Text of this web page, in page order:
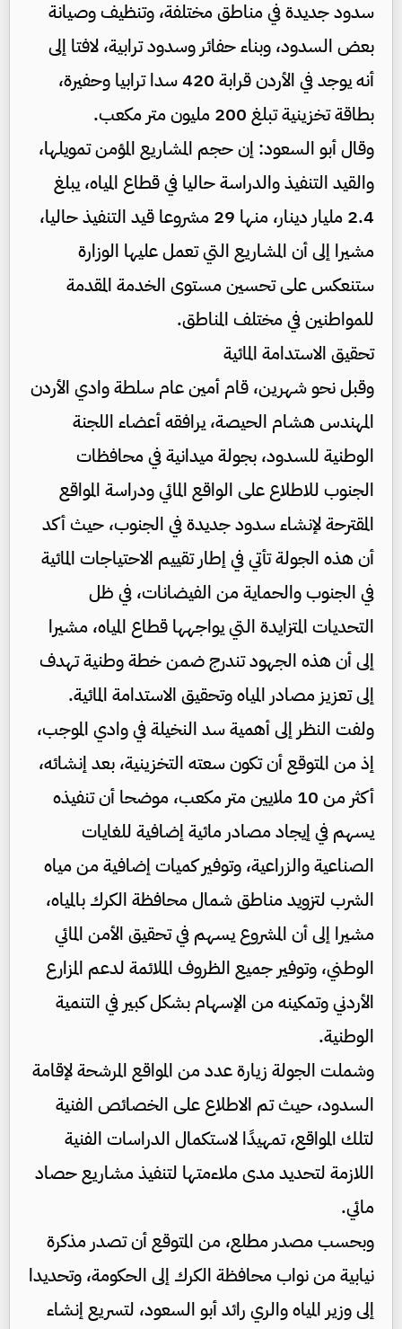
سدود جديدة في مناطق مختلفة، وتنظيف وصيانة
بعض السدود، وبناء حفائر وسدود ترابية، لافتا إلى
أنه يوجد في الأردن قرابة 420 سدا ترابيا وحفيرة،
بطاقة تخزينية تبلغ 200 مليون متر مكعب.
وقال أبو السعود: إن حجم المشاريع المؤمن تمويلها،
والقيد التنفيذ والدراسة حاليا في قطاع المياه، يبلغ
2.4 مليار دينار، منها 29 مشروعا قيد التنفيذ حاليا،
مشيرا إلى أن المشاريع التي تعمل عليها الوزارة
ستنعكس على تحسين مستوى الخدمة المقدمة
للمواطنين في مختلف المناطق.
تحقيق الاستدامة المائية
وقبل نحو شهرين، قام أمين عام سلطة وادي الأردن
المهندس هشام الحيصة، يرافقه أعضاء اللجنة
الوطنية للسدود، بجولة ميدانية في محافظات
الجنوب للاطلاع على الواقع المائي ودراسة المواقع
المقترحة لإنشاء سدود جديدة في الجنوب، حيث أكد
أن هذه الجولة تأتي في إطار تقييم الاحتياجات المائية
في الجنوب والحماية من الفيضانات، في ظل
التحديات المتزايدة التي يواجهها قطاع المياه، مشيرا
إلى أن هذه الجهود تندرج ضمن خطة وطنية تهدف
إلى تعزيز مصادر المياه وتحقيق الاستدامة المائية.
ولفت النظر إلى أهمية سد النخيلة في وادي الموجب،
إذ من المتوقع أن تكون سعته التخزينية، بعد إنشائه،
أكثر من 10 ملايين متر مكعب، موضحا أن تنفيذه
يسهم في إيجاد مصادر مائية إضافية للغايات
الصناعية والزراعية، وتوفير كميات إضافية من مياه
الشرب لتزويد مناطق شمال محافظة الكرك بالمياه،
مشيرا إلى أن المشروع يسهم في تحقيق الأمن المائي
الوطني، وتوفير جميع الظروف الملائمة لدعم المزارع
الأردني وتمكينه من الإسهام بشكل كبير في التنمية
الوطنية.
وشملت الجولة زيارة عدد من المواقع المرشحة لإقامة
السدود، حيث تم الاطلاع على الخصائص الفنية
لتلك المواقع، تمهيدًا لاستكمال الدراسات الفنية
اللازمة لتحديد مدى ملاءمتها لتنفيذ مشاريع حصاد
مائي.
وبحسب مصدر مطلع، من المتوقع أن تصدر مذكرة
نيابية من نواب محافظة الكرك إلى الحكومة، وتحديدا
إلى وزير المياه والري رائد أبو السعود، لتسريع إنشاء